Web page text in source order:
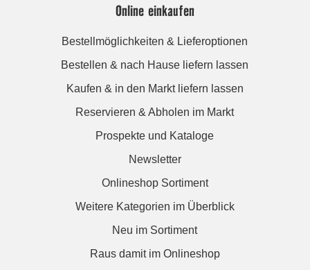
Online einkaufen
Bestellmöglichkeiten & Lieferoptionen
Bestellen & nach Hause liefern lassen
Kaufen & in den Markt liefern lassen
Reservieren & Abholen im Markt
Prospekte und Kataloge
Newsletter
Onlineshop Sortiment
Weitere Kategorien im Überblick
Neu im Sortiment
Raus damit im Onlineshop